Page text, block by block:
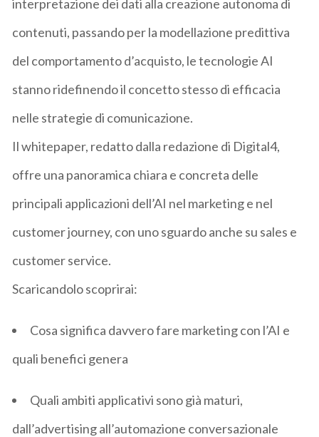
interpretazione dei dati alla creazione autonoma di
contenuti, passando per la modellazione predittiva
del comportamento d’acquisto, le tecnologie AI
stanno ridefinendo il concetto stesso di efficacia
nelle strategie di comunicazione.
Ilwhitepaper, redatto dalla redazione di Digital4,
offre una panoramica chiara e concreta delle
principali applicazioni dell’AI nel marketing e nel
customerjourney, con uno sguardo anche su sales e
customer service.
Scaricandolo scoprirai:
Cosa significa davvero fare marketing con l’AI e
quali benefici genera
Quali ambiti applicativi sono già maturi,
dall’advertising all’automazione conversazionale